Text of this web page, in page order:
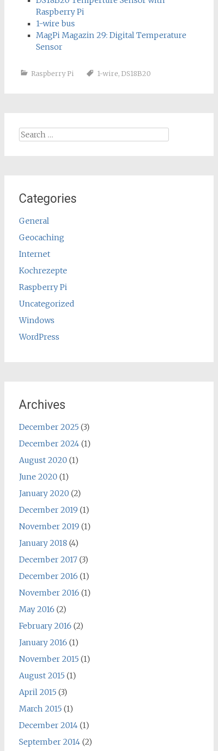
Raspberry Pi
1-wire bus
MagPi Magazin 29: Digital Temperature
Sensor
Raspberry Pi 1-wire, DS18B20
Search
for:
Categories
General
Geocaching
Internet
Kochrezepte
Raspberry Pi
Uncategorized
Windows
WordPress
Archives
December 2025 (3)
December 2024(1)
August 2020 (1)
June 2020 (1)
January 2020 (2)
December 2019 (1)
November 2019 (1)
January 2018 (4)
December 2017(3)
December 2016 (1)
November 2016 (1)
May 2016 (2)
February 2016 (2)
January 2016 (1)
November 2015 (1)
August 2015 (1)
April 2015 (3)
March 2015 (1)
December 2014(1)
September 2014(2)